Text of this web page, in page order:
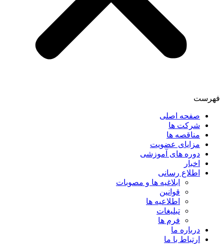
فهرست
صفحه اصلی
شرکت ها
مناقصه ها
مزایای عضویت
دوره های آموزشی
اخبار
اطلاع رسانی
ابلاغیه ها و مصوبات
قوانین
اطلاعیه ها
تبلیغات
فرم ها
درباره ما
ارتباط با ما